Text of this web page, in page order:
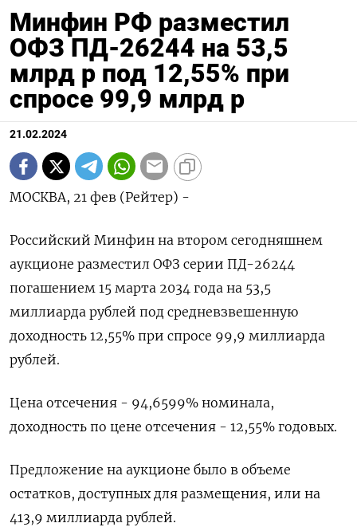
Минфин РФ разместил
ОФЗ ПД-26244 на 53,5
млрд р под 12,55% при
спросе 99,9 млрд р
21.02.2024
МОСКВА, 21 фев (Рейтер) -
Российский Минфин на втором сегодняшнем
аукционе разместил ОФЗ серии ПД-26244
погашением 15 марта 2034 года на 53,5
миллиарда рублей под средневзвешенную
доходность 12,55% при спросе 99,9 миллиарда
рублей.
Цена отсечения - 94,6599% номинала,
доходность по цене отсечения - 12,55% годовых.
Предложение на аукционе было в объеме
остатков, доступных для размещения, или на
413,9 миллиарда рублей.